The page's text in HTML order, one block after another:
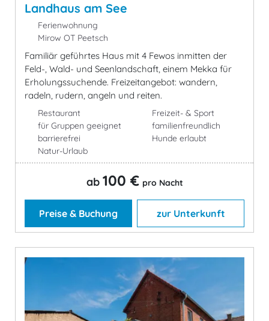
Landhaus am See
Ferienwohnung
Mirow OT Peetsch
Familiär geführtes Haus mit 4 Fewos inmitten der
Feld-, Wald- und Seenlandschaft, einem Mekka für
Erholungssuchende. Freizeitangebot: wandern,
radeln, rudern, angeln und reiten.
Restaurant
für Gruppen geeignet
barrierefrei
Natur-Urlaub
Freizeit- & Sport
familienfreundlich
Hunde erlaubt
ab 100 € pro Nacht
Preise & Buchung zur Unterkunft